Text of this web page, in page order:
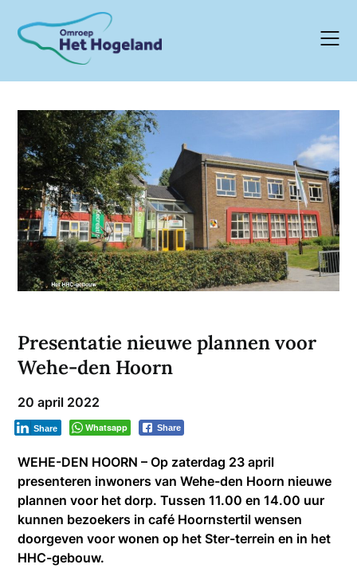
content
Presentatie nieuwe plannen voor
Wehe-den Hoorn
20 april 2022
Whatsapp Share
Share
WEHE-DEN HOORN – Op zaterdag 23 april
presenteren inwoners van Wehe-den Hoorn nieuwe
plannen voor het dorp. Tussen 11.00 en 14.00 uur
kunnen bezoekers in café Hoornstertil wensen
doorgeven voor wonen op het Ster-terrein en in het
HHC-gebouw.